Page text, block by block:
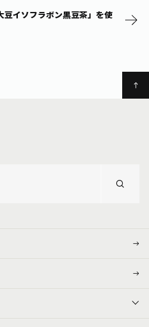
豆イソフラボン黒豆茶」を使